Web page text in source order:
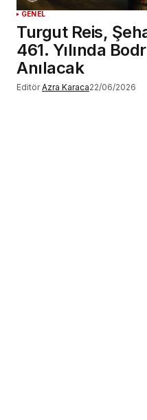
GENEL
Turgut Reis,
461. Yılında
Anılacak
Editör Azra Karaca22/06/2026